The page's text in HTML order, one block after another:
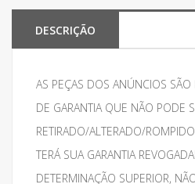
DESCRIÇÃO
AS PEÇAS DOS ANÚNCIOS
DE GARANTIA QUE NÃO PODE
RETIRADO/ALTERADO/
TERÁ SUA GARANTIA
DETERMINAÇÃO SUPERIOR,